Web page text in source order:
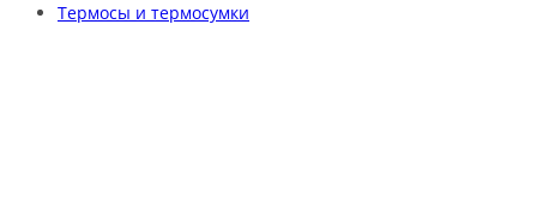
Термосы и термосумки